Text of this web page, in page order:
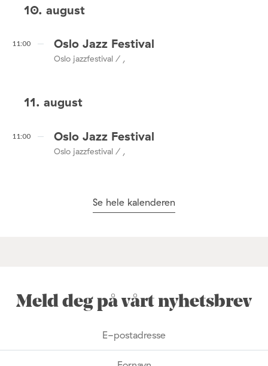
10. august
11:00 Oslo Jazz Festival
Oslo jazzfestival / ,
11. august
11:00 Oslo Jazz Festival
Oslo jazzfestival / ,
Se hele kalenderen
Meld deg på vårt nyhetsbrev